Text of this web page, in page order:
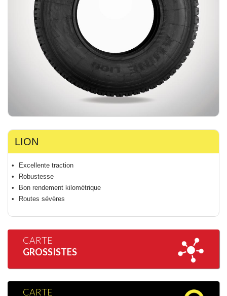
LION
Excellente traction
Robustesse
Bon rendement kilométrique
Routes sévères
CARTE
GROSSISTES
CARTE